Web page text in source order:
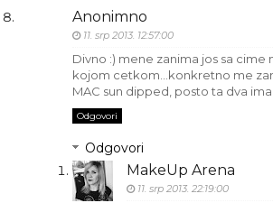
Anonimno
11. srp 2013. 12:57:00
Divno :) mene zanima jos sa cime
kojom cetkom...konkretno me
MAC sun dipped, posto ta dva
Odgovori
Odgovori
MakeUp Arena
11. srp 2013. 22:19:00